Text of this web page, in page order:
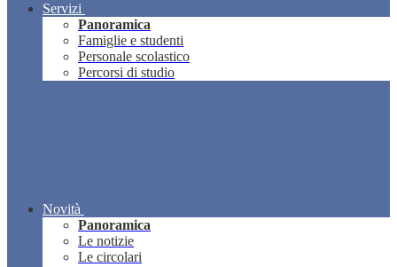
Servizi
Panoramica
Famiglie e studenti
Personale scolastico
Percorsi di studio
Novità
Panoramica
Le notizie
Le circolari